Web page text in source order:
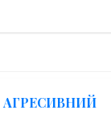
АГРЕСИВНИЙ